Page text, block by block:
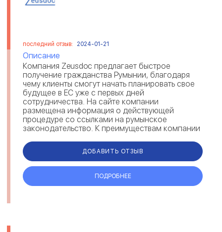
последний отзыв: 2024-01-21
Описание
Компания Zeusdoc предлагает быстрое
получение гражданства Румынии, благодаря
чему клиенты смогут начать планировать свое
будущее в ЕС уже с первых дней
сотрудничества. На сайте компании
размещена информация о действующей
процедуре со ссылками на румынское
законодательство. К преимуществам компании
всех этапах оформления, сохран...
ДОБАВИТЬ ОТЗЫВ
ПОДРОБНЕЕ